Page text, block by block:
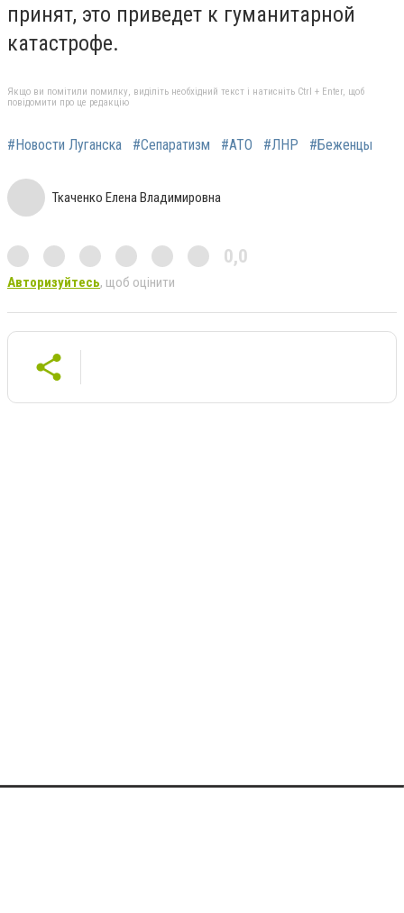
принят, это приведет к гуманитарной
катастрофе.
Якщо ви помітили помилку, виділіть необхідний текст і натисніть Ctrl + Enter, щоб
повідомити про це редакцію
#Новости Луганска #Сепаратизм #АТО #ЛНР #Беженцы
Ткаченко Елена Владимировна
0,0
Авторизуйтесь, щоб оцінити